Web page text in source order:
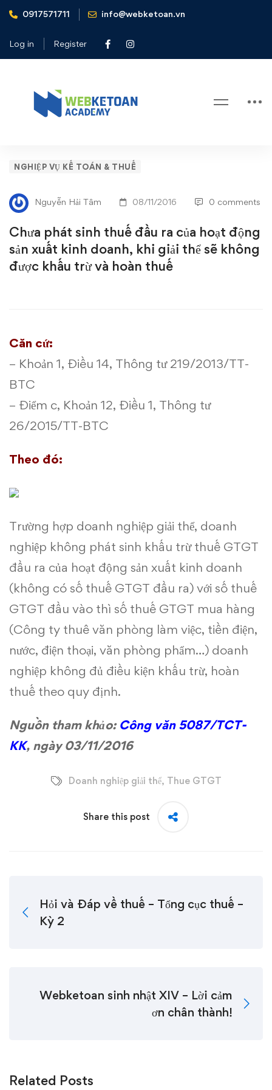
0917571711 info@webketoan.vn
Log in Register
Home
Nghiệp vụ Kế toán & Thuế
doanh, khi giải thể sẽ không được khấu trừ và hoàn thuế
Chưa
phát
sinh
thuế
đầu
của
hoạt
động
sản
kinh
doanh,
khi
giải
thể
sẽ
không
được
khấu
và
hoàn
thuế
NGHIỆP VỤ KẾ TOÁN & THUẾ
Nguyễn Hải Tâm 08/11/2016 0 comments
Chưa phát sinh thuế đầu ra của hoạt động
sản xuất kinh doanh, khi giải thể sẽ không
được khấu trừ và hoàn thuế
Căn cứ:
– Khoản 1, Điều 14, Thông tư 219/2013/TT-
BTC
– Điểm c, Khoản 12, Điều 1, Thông tư
26/2015/TT-BTC
Theo đó:
Trường hợp doanh nghiệp giải thể, doanh
nghiệp không phát sinh khấu trừ thuế GTGT
đầu ra của hoạt động sản xuất kinh doanh
(không có số thuế GTGT đầu ra) với số thuế
GTGT đầu vào thì số thuế GTGT mua hàng
(Công ty thuê văn phòng làm việc, tiền điện,
nước, điện thoại, văn phòng phẩm…) doanh
nghiệp không đủ điều kiện khấu trừ, hoàn
thuế theo quy định.
Nguồn tham khảo: Công văn 5087/TCT-
KK, ngày 03/11/2016
Doanh nghiệp giải thể, Thue GTGT
Share this post
Hỏi và Đáp về thuế – Tổng cục thuế –
Kỳ 2
Webketoan sinh nhật XIV – Lời cảm
ơn chân thành!
Related Posts